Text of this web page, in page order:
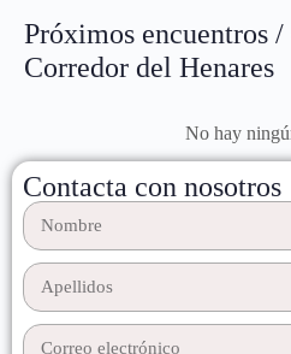
Próximos encuentros /
Corredor del Henares
No hay
Contacta con nosotros